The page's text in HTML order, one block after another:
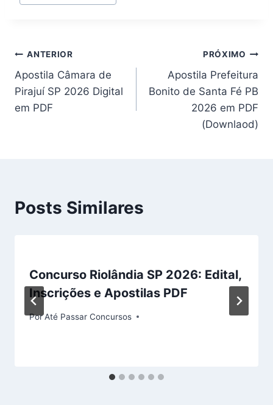
Navegação
de
Post
ANTERIOR
Apostila Câmara de
Pirajuí SP 2026 Digital
em PDF
PRÓXIMO
Apostila Prefeitura
Bonito de Santa Fé PB
2026 em PDF
(Downlaod)
Posts Similares
Concurso Riolândia SP 2026: Edital,
Inscrições e Apostilas PDF
PorAté Passar Concursos